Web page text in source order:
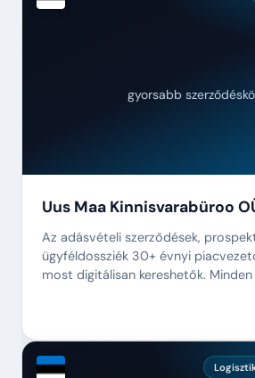
gyorsabb
Uus Maa Kinnisvarabüroo
Az adásvételi szerződések,
ügyféldossziék 30+ évnyi
most digitálisan kereshetők.